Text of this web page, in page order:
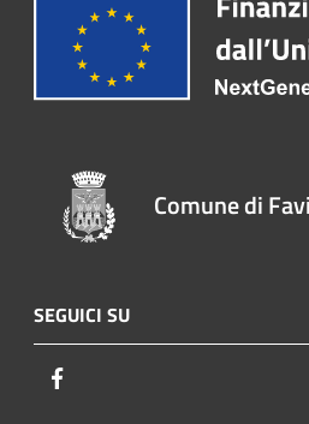
Comune di
SEGUICI SU